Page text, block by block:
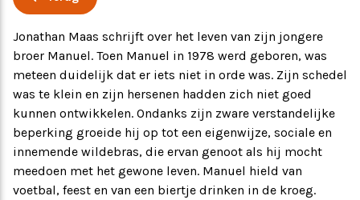
Ervaringsverhalen
Symposium
Producten
Toekomstvisie
EVB+ in beeld!
Jonathan Maas schrijft over het leven van zijn jongere
broer Manuel. Toen Manuel in 1978 werd geboren, was
meteen duidelijk dat er iets niet in orde was. Zijn schedel
was te klein en zijn hersenen hadden zich niet goed
kunnen ontwikkelen. Ondanks zijn zware verstandelijke
beperking groeide hij op tot een eigenwijze, sociale en
innemende wildebras, die ervan genoot als hij mocht
meedoen met het gewone leven. Manuel hield van
voetbal, feest en van een biertje drinken in de kroeg.